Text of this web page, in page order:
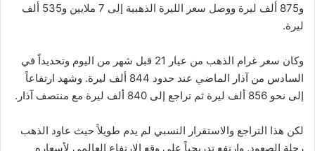
و875 ألف ليرة ووصل سعر الليرة الذهبية إلى 7 ملايين و535 ألف
ليرة.
وكان سعر غرام الذهب من عيار 21 قبل شهر من اليوم وتحديداً في
السادس من آذار الماضي عند حدود 844 ألف ليرة. وشهد ارتفاعاً
إلى نحو 856 ألف ليرة ثم تراجع إلى 840 ألف ليرة مع منتصف آذار.
لكن هذا التراجع والاستقرار النسبي لم يدم طويلاً حيث عاود الذهب
رحلة الصعود. وارتفع تدريجياً على وقع الارتفاع العالمي لأسعاره